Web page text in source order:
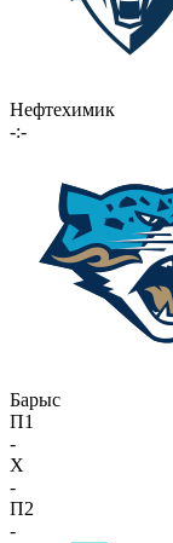
Нефтехимик
-:-
Барыс
П1
-
X
-
П2
-